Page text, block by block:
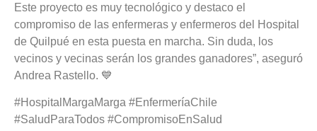
Este proyecto es muy tecnológico y destaco el
compromiso de las enfermeras y enfermeros del Hospital
de Quilpué en esta puesta en marcha. Sin duda, los
vecinos y vecinas serán los grandes ganadores”, aseguró
Andrea Rastello. 💙
#HospitalMargaMarga #EnfermeríaChile
#SaludParaTodos #CompromisoEnSalud